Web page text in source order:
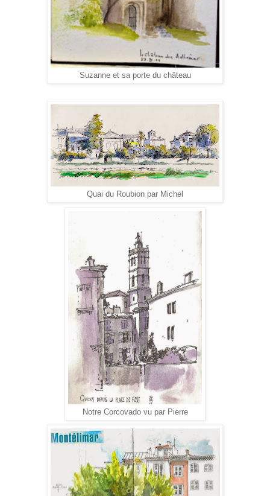
Suzanne et sa porte du château
Quai du Roubion par Michel
Notre Corcovado vu par Pierre